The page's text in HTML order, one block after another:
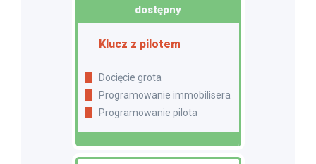
dostępny
Klucz z pilotem
Docięcie grota
Programowanie immobilisera
Programowanie pilota